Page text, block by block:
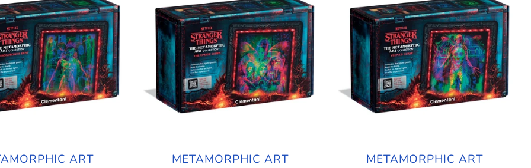
ART
METAMORPHIC ART
METAMORPHIC ART